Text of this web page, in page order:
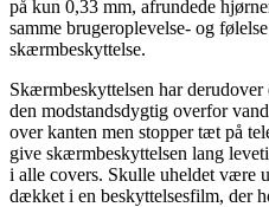
på kun 0,33 mm, afrundede
samme brugeroplevelse- og
skærmbeskyttelse.
Skærmbeskyttelsen har
den modstandsdygtig overfor
over kanten men stopper tæt på
give skærmbeskyttelsen lang
i alle covers. Skulle uheldet være
dækket i en beskyttelsesfilm, der